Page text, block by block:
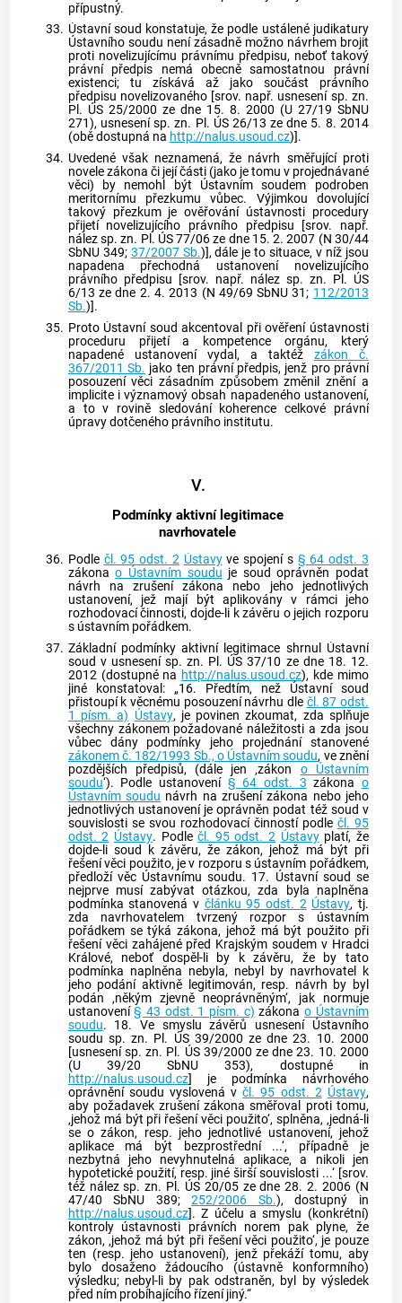
přípustný.
33. Ústavní soud konstatuje, že podle ustálené judikatury
Ústavního soudu není zásadně možno návrhem brojit
proti novelizujícímu právnímu předpisu, neboť takový
právní předpis nemá obecně samostatnou právní
existenci; tu získává až jako součást právního
předpisu novelizovaného [srov. např. usnesení sp. zn.
Pl. ÚS 25/2000 ze dne 15. 8. 2000 (U 27/19 SbNU
271), usnesení sp. zn. Pl. ÚS 26/13 ze dne 5. 8. 2014
(obě dostupná na http://nalus.usoud.cz)].
34. Uvedené však neznamená, že návrh směřující proti
novele zákona či její části (jako je tomu v projednávané
věci) by nemohl být Ústavním soudem podroben
meritornímu přezkumu vůbec. Výjimkou dovolující
takový přezkum je ověřování ústavnosti procedury
přijetí novelizujícího právního předpisu [srov. např.
nález sp. zn. Pl. ÚS 77/06 ze dne 15. 2. 2007 (N 30/44
SbNU 349; 37/2007 Sb.)], dále je to situace, v níž jsou
napadena přechodná ustanovení novelizujícího
právního předpisu [srov. např. nález sp. zn. Pl. ÚS
6/13 ze dne 2. 4. 2013 (N 49/69 SbNU 31; 112/2013
Sb.)].
35. Proto Ústavní soud akcentoval při ověření ústavnosti
proceduru přijetí a kompetence orgánu, který
napadené ustanovení vydal, a taktéž zákon č.
367/2011 Sb. jako ten právní předpis, jenž pro právní
posouzení věci zásadním způsobem změnil znění a
implicite i významový obsah napadeného ustanovení,
a to v rovině sledování koherence celkové právní
úpravy dotčeného právního institutu.
V.
Podmínky aktivní legitimace
navrhovatele
36. Podle čl. 95 odst. 2 Ústavyve spojení s § 64 odst. 3
zákonao Ústavním soudu je soud oprávněn podat
návrh na zrušení zákona nebo jeho jednotlivých
ustanovení, jež mají být aplikovány v rámci jeho
rozhodovací činnosti, dojde-li k závěru o jejich rozporu
s ústavním pořádkem.
37. Základní podmínky aktivní legitimace shrnul Ústavní
soud v usnesení sp. zn. Pl. ÚS 37/10 ze dne 18. 12.
2012 (dostupné na http://nalus.usoud.cz), kde mimo
jiné konstatoval: „16. Předtím, než Ústavní soud
přistoupí k věcnému posouzení návrhu dle čl. 87 odst.
1 písm. a) Ústavy, je povinen zkoumat, zda splňuje
všechny zákonem požadované náležitosti a zda jsou
vůbec dány podmínky jeho projednání stanovené
zákonem č. 182/1993 Sb., o Ústavním soudu, ve znění
pozdějších předpisů, (dále jen ‚zákon o Ústavním
soudu‘). Podle ustanovení § 64 odst. 3 zákona o
Ústavním soudu návrh na zrušení zákona nebo jeho
jednotlivých ustanovení je oprávněn podat též soud v
souvislosti se svou rozhodovací činností podle čl. 95
odst. 2 Ústavy. Podlečl. 95 odst. 2 Ústavyplatí, že
dojde-li soud k závěru, že zákon, jehož má být při
řešení věci použito, je v rozporu s ústavním pořádkem,
předloží věc Ústavnímu soudu. 17. Ústavní soud se
nejprve musí zabývat otázkou, zda byla naplněna
podmínka stanovená v článku 95 odst. 2 Ústavy, tj.
zda navrhovatelem tvrzený rozpor s ústavním
pořádkem se týká zákona, jehož má být použito při
řešení věci zahájené před Krajským soudem v Hradci
Králové, neboť dospěl-li by k závěru, že by tato
podmínka naplněna nebyla, nebyl by navrhovatel k
jeho podání aktivně legitimován, resp. návrh by byl
podán ,někým zjevně neoprávněným‘, jak normuje
ustanovení§ 43 odst. 1 písm. c) zákonao Ústavním
soudu. 18. Ve smyslu závěrů usnesení Ústavního
soudu sp. zn. Pl. ÚS 39/2000 ze dne 23. 10. 2000
[usnesení sp. zn. Pl. ÚS 39/2000 ze dne 23. 10. 2000
(U 39/20 SbNU 353), dostupné in
http://nalus.usoud.cz] je podmínka návrhového
oprávnění soudu vyslovená včl. 95 odst. 2 Ústavy,
aby požadavek zrušení zákona směřoval proti tomu,
‚jehož má být při řešení věci použito‘, splněna, ‚jedná-li
se o zákon, resp. jeho jednotlivé ustanovení, jehož
aplikace má být bezprostřední ...‘, případně je
nezbytná jeho nevyhnutelná aplikace, a nikoli jen
hypotetické použití, resp. jiné širší souvislosti ...‘ [srov.
též nález sp. zn. Pl. ÚS 20/05 ze dne 28. 2. 2006 (N
47/40 SbNU 389;252/2006 Sb.), dostupný in
http://nalus.usoud.cz]. Z účelu a smyslu (konkrétní)
kontroly ústavnosti právních norem pak plyne, že
zákon, ‚jehož má být při řešení věci použito‘, je pouze
ten (resp. jeho ustanovení), jenž překáží tomu, aby
bylo dosaženo žádoucího (ústavně konformního)
výsledku; nebyl-li by pak odstraněn, byl by výsledek
před ním probíhajícího řízení jiný.“